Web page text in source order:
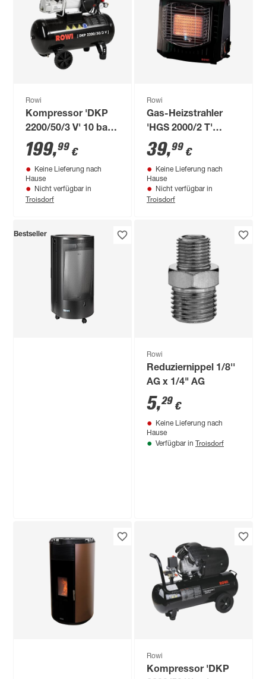
Rowi
Kompressor 'DKP
2200/50/3 V' 10 bar,
266-323 l/min
199,99 €
Keine Lieferung nach
Hause
Nicht verfügbar in
Troisdorf
Rowi
Gas-Heizstrahler
'HGS 2000/2 T'
schwarz 2000 W
39,99 €
Keine Lieferung nach
Hause
Nicht verfügbar in
Troisdorf
Bestseller
Gas-Heizofen 'Blue
Flame Pure
Premium++'
schwarz, mit
Thermostat
189 ,99
Rowi
Reduziernippel 1/8''
AG x 1/4" AG
5,29 €
Keine Lieferung nach
Hause
Verfügbar in Troisdorf
Rowi
Kompressor 'DKP